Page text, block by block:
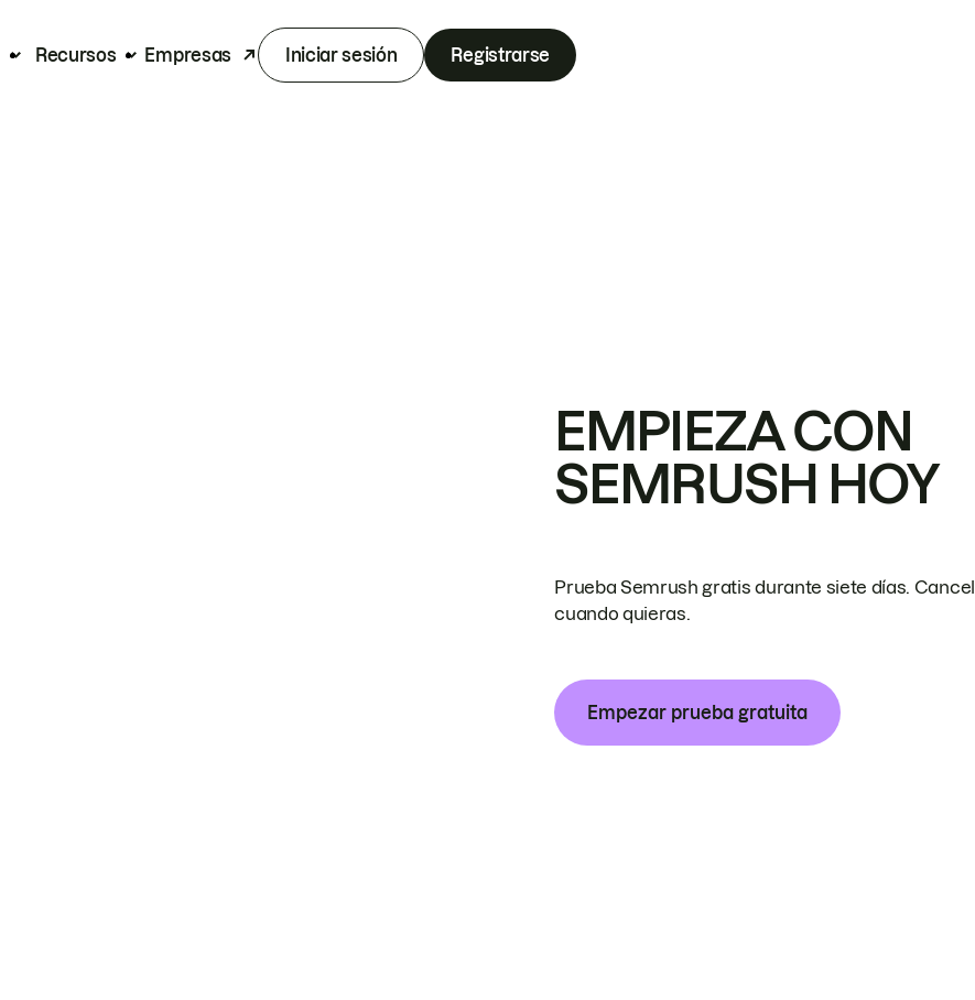
Recursos Empresas Iniciar sesión Registrarse
EMPIEZA CON
SEMRUSH HOY
Prueba Semrush gratis durante siete días.
cuando quieras.
Empezar prueba gratuita